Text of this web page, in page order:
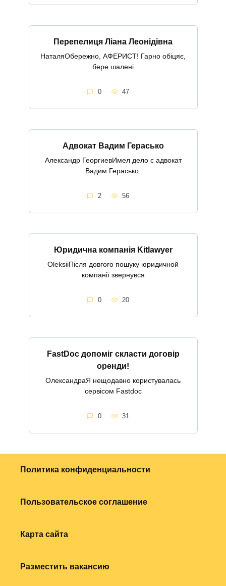
Перепелиця Ліана Леонідівна
НаталяОбережно, АФЕРИСТ! Гарно обіцяє,
бере шалені
0 47
Адвокат Вадим Герасько
Александр ГеоргиевИмел дело с адвокат
Вадим Герасько.
2 56
Юридична компанія Kitlawyer
OleksiiПісля довгого пошуку юридичной
компанії звернувся
0 20
FastDoc допоміг скласти договір
оренди!
ОлександраЯ нещодавно користувалась
сервісом Fastdoc
0 31
Политика конфиденциальности
Пользовательское соглашение
Карта сайта
Разместить вакансию